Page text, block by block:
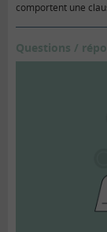
comportent une
Questions /